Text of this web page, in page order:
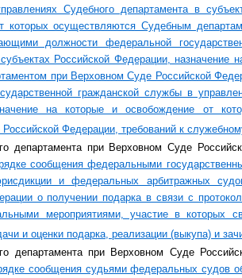
Судебного департамента в
которых осуществляются Судебным
должности федеральной
Российской Федерации,
при Верховном Суде Российской
гражданской службы в
на которые и освобождение от
Федерации, требований к
департамента при Верховном Суде
сообщения федеральными
и федеральных арбитражных
о получении подарка в связи с
мероприятиями, участие в которых
и оценки подарка, реализации (выкупа) и
департамента при Верховном Суде
сообщения судьями федеральных судов